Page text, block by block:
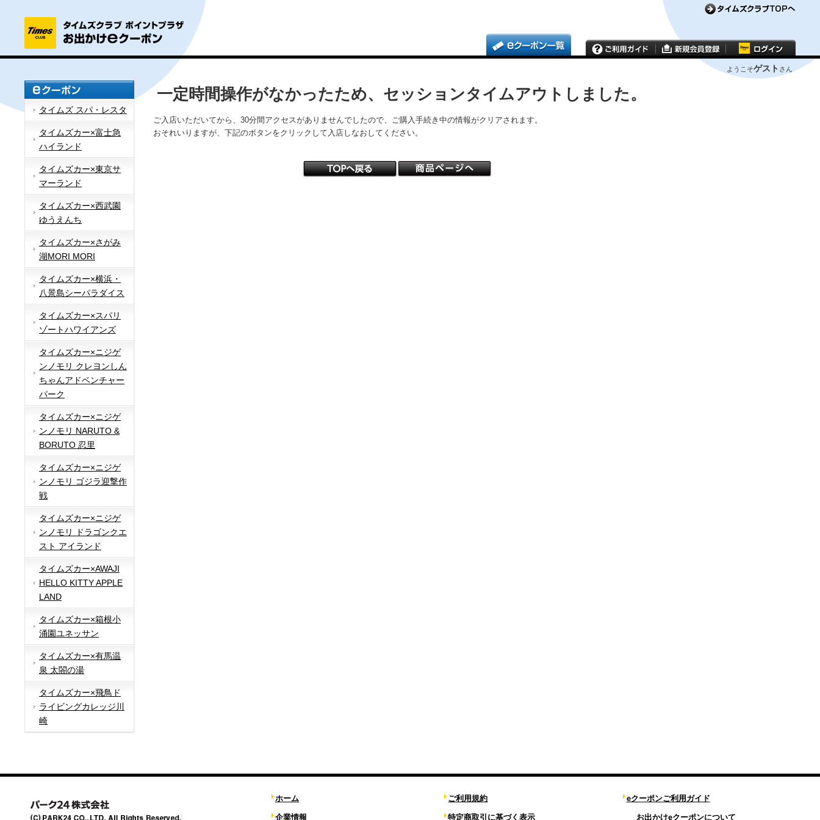
ようこそゲスト さん
タイムズ スパ・レスタ
タイムズカー×富士急
ハイランド
タイムズカー×東京サ
マーランド
タイムズカー×西武園
ゆうえんち
タイムズカー×さがみ
湖MORI MORI
タイムズカー×横浜・
八景島シーパラダイス
タイムズカー×スパリ
ゾートハワイアンズ
タイムズカー×ニジゲ
ンノモリ クレヨンしん
ちゃんアドベンチャー
パーク
タイムズカー×ニジゲ
ンノモリ NARUTO &
BORUTO 忍里
タイムズカー×ニジゲ
ンノモリ ゴジラ迎撃作
戦
タイムズカー×ニジゲ
ンノモリ ドラゴンクエ
スト アイランド
タイムズカー×AWAJI
HELLO KITTY APPLE
LAND
タイムズカー×箱根小
涌園ユネッサン
タイムズカー×有馬温
泉 太閤の湯
タイムズカー×飛鳥ド
ライビングカレッジ川
崎
一定時間操作がなかったため、セッションタイムアウトしました。
ご入店いただいてから、30分間アクセスがありませんでしたので、ご購入手続き中の情報がクリアされます。
おそれいりますが、下記のボタンをクリックして入店しなおしてください。
ホーム
企業情報
ご利用規約
特定商取引に基づく表示
eクーポンご利用ガイド
お出かけeクーポンについて